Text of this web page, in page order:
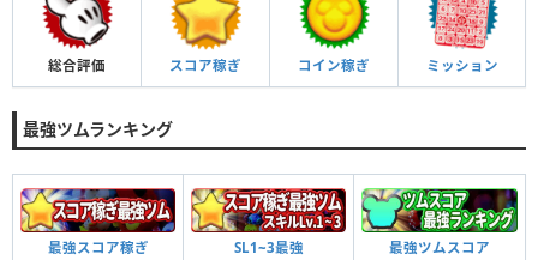
総合評価 スコア稼ぎ コイン稼ぎ ミッション
最強ツムランキング
最強スコア稼ぎ SL1~3最強 最強ツムスコア